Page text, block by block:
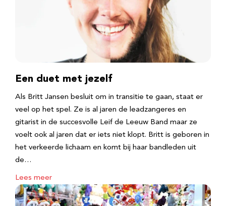
Een duet met jezelf
Als Britt Jansen besluit om in transitie te gaan, staat er
veel op het spel. Ze is al jaren de leadzangeres en
gitarist in de succesvolle Leif de Leeuw Band maar ze
voelt ook al jaren dat er iets niet klopt. Britt is geboren in
het verkeerde lichaam en komt bij haar bandleden uit
de…
Lees meer